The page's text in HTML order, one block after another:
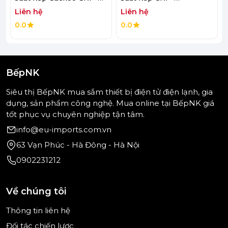
khả năng chế biến lượng cơm đủ cho nhiều bữa
ăn.
vượt trội. Chất liệu này còn giúp hạn chế bám
dính, dễ vệ sinh và góp phần duy trì hương vị tự
nhiên của thực phẩm trong suốt quá trình nấu.
LHTR1010FW
Liên hệ
0.0
NHTR1010FGW
Liên hệ
0.0
BếpNK
Siêu thị BếpNK mua sắm thiết bị điện tử điện lạnh, gia
dụng, sản phẩm công nghệ. Mua online tại BếpNK giá
tốt phục vụ chuyên nghiệp tận tâm.
info@eu-imports.com.vn
63 Vạn Phúc - Hà Đông - Hà Nội
0902231212
Về chúng tôi
Thông tin liên hệ
Đối tác chiến lược